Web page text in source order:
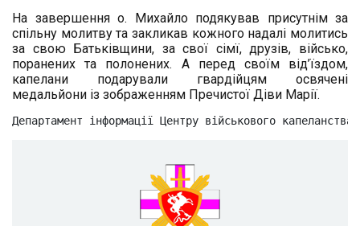
На завершення о. Михайло подякував присутнім за
спільну молитву та закликав кожного надалі молитись
за свою Батьківщини, за свої сімї, друзів, військо,
поранених та полонених. А перед своїм від’їздом,
капелани подарували гвардійцям освячені
медальйони із зображенням Пречистої Діви Марії.
Департамент інформації Центру військового капеланства